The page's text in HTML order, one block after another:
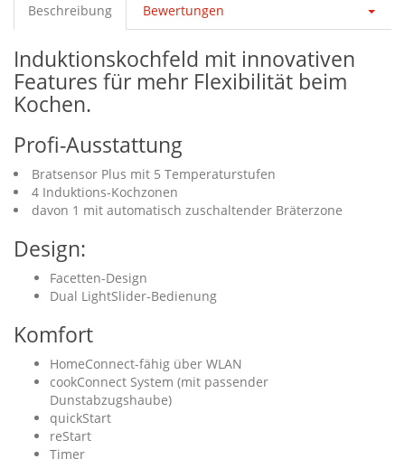
Beschreibung Bewertungen
Induktionskochfeld mit innovativen
Features für mehr Flexibilität beim
Kochen.
Profi-Ausstattung
Bratsensor Plus mit 5 Temperaturstufen
4 Induktions-Kochzonen
davon 1 mit automatisch zuschaltender Bräterzone
Design:
Facetten-Design
Dual LightSlider-Bedienung
Komfort
HomeConnect-fähig über WLAN
cookConnect System (mit passender
Dunstabzugshaube)
quickStart
reStart
Timer